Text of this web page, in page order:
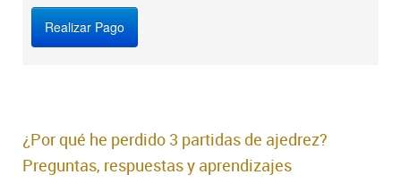
¿Por qué he perdido 3 partidas de ajedrez?
Preguntas, respuestas y aprendizajes